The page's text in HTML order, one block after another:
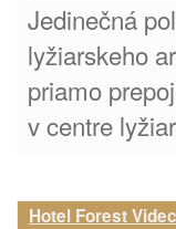
Jedinečná
lyžiarskeho
priamo
v centre
Hotel Forest Videc